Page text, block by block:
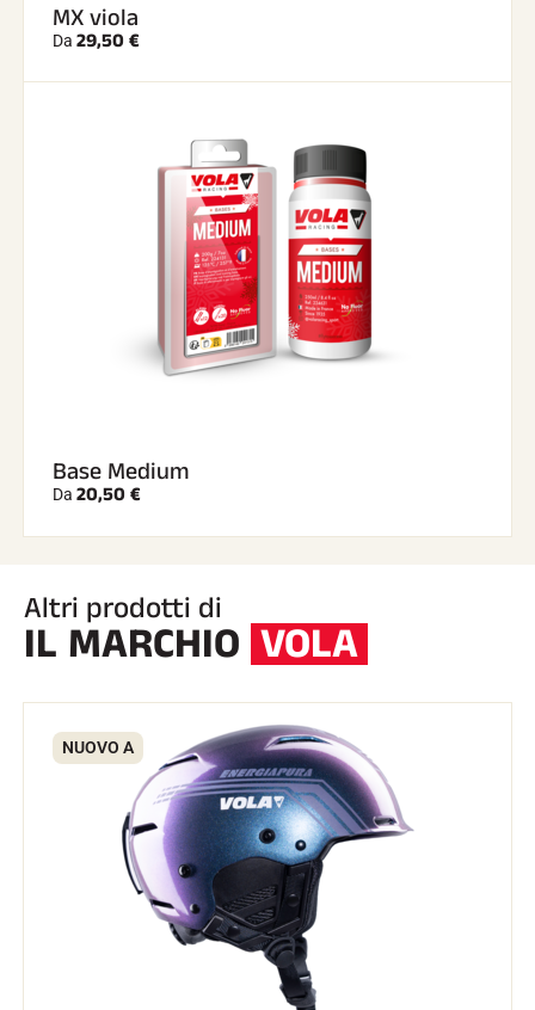
MX viola
Da 29,50 €
Base Medium
Da 20,50 €
Altri prodotti di
IL MARCHIO VOLA
NUOVO A